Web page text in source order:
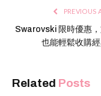
PREVIOUS
Swarovski 限時優惠
也能輕鬆收購
Related Posts